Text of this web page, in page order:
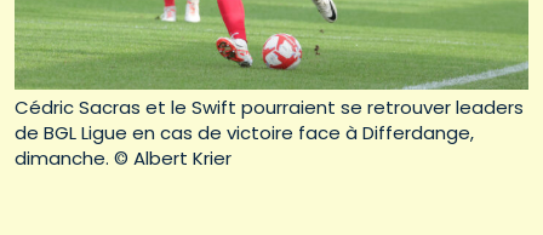
Cédric Sacras et le Swift pourraient se retrouver leaders
de BGL Ligue en cas de victoire face à Differdange,
dimanche. © Albert Krier